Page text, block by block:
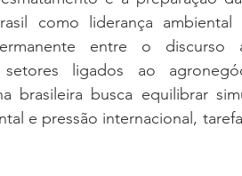
como liderança ambiental
entre o discurso
setores ligados ao
brasileira busca equilibrar
e pressão internacional,